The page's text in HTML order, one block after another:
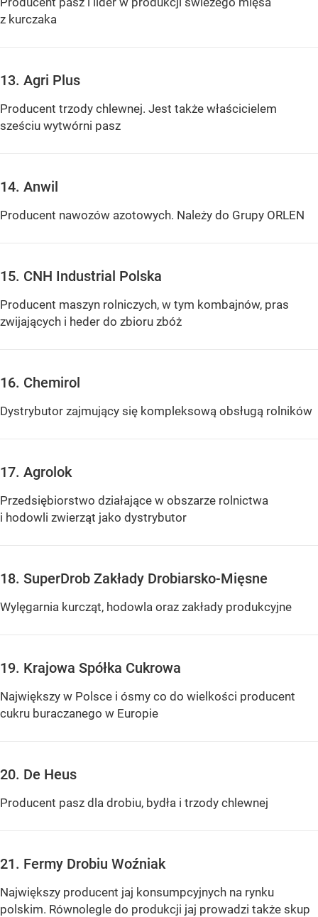
z kurczaka
13. Agri Plus
Producent trzody chlewnej. Jest także właścicielem
sześciu wytwórni pasz
14. Anwil
Producent nawozów azotowych. Należy do Grupy ORLEN
15. CNH Industrial Polska
Producent maszyn rolniczych, w tym kombajnów, pras
zwijających i heder do zbioru zbóż
16. Chemirol
Dystrybutor zajmujący się kompleksową obsługą rolników
17. Agrolok
Przedsiębiorstwo działające w obszarze rolnictwa
i hodowli zwierząt jako dystrybutor
18. SuperDrob Zakłady Drobiarsko-Mięsne
Wylęgarnia kurcząt, hodowla oraz zakłady produkcyjne
19. Krajowa Spółka Cukrowa
Największy w Polsce i ósmy co do wielkości producent
cukru buraczanego w Europie
20. De Heus
Producent pasz dla drobiu, bydła i trzody chlewnej
21. Fermy Drobiu Woźniak
Największy producent jaj konsumpcyjnych na rynku
polskim. Równolegle do produkcji jaj prowadzi także skup